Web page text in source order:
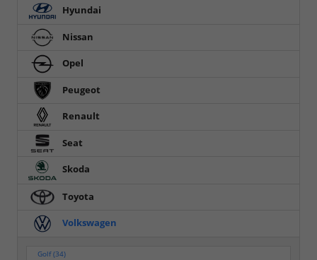
Hyundai
Nissan
Opel
Peugeot
Renault
Seat
Skoda
Toyota
Volkswagen
Golf(34)